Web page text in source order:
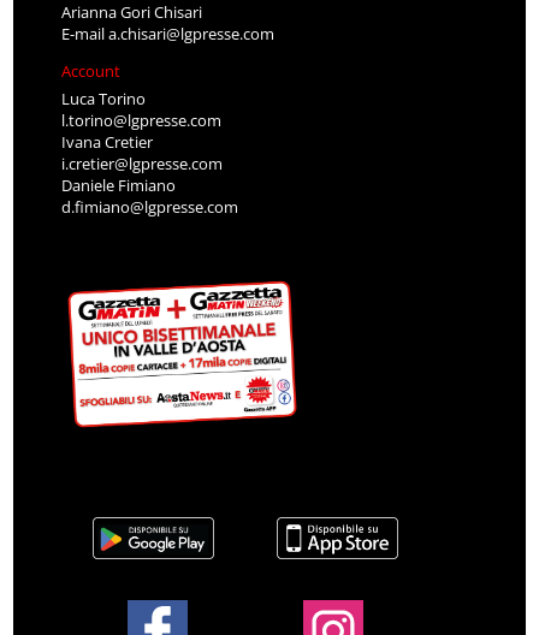
Arianna Gori Chisari
E-maila.chisari@lgpresse.com
Account
Luca Torino
l.torino@lgpresse.com
Ivana Cretier
i.cretier@lgpresse.com
Daniele Fimiano
d.fimiano@lgpresse.com